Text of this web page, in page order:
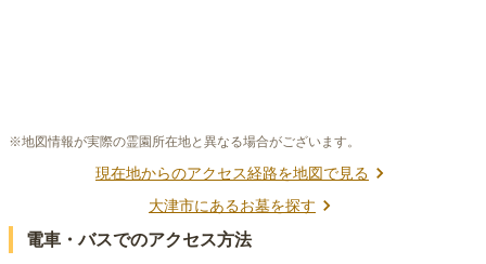
※地図情報が実際の霊園所在地と異なる場合がございます。
現在地からのアクセス経路を地図で見る
大津市にあるお墓を探す
電車・バスでのアクセス方法